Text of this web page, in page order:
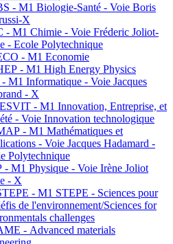
- M1 Biologie-Santé - Voie Boris
X
- M1 Chimie - Voie Fréderic Joliot-
- Ecole Polytechnique
- M1 Economie
- M1 High Energy Physics
M1 Informatique - Voie Jacques
- X
- M1 Innovation, Entreprise, et
- Voie Innovation technologique
- M1 Mathématiques et
- Voie Jacques Hadamard -
Polytechnique
- M1 Physique - Voie Irène Joliot
- X
- M1 STEPE - Sciences pour
de l'environnement/Sciences for
challenges
- Advanced materials